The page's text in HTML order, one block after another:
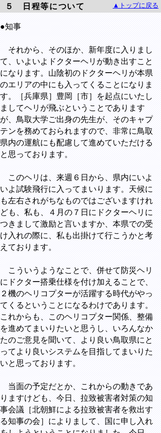
５ 日程等について ▲トップに戻る
●知事
それから、そのほか、新年度に入りまし
て、いよいよドクターヘリが動き出すこと
になります。山陰初のドクターヘリが本県
のエリアの中にも入ってくることになりま
す。［兵庫県］豊岡［市］を起点にいたし
ましてヘリが飛ぶということであります
が、鳥取大学ご出身の先生が、そのキャプ
テンを務めておられますので、非常に鳥取
県内の運航にも配慮して進めていただける
と思っております。
このヘリは、来週６日から、県内にいよ
いよ試験飛行に入ってまいります。天候に
も左右されがちなものではございますけれ
ども、私も、４月の７日にドクターヘリに
つきまして激励と言いますか、本県での受
け入れの際に、私も出掛けて行こうかと考
えております。
こういうようなことで、併せて防災ヘリ
にドクター搭乗仕様を付け加えることで、
２機のヘリコプターが活躍する時代がやっ
てくるということになるわけであります。
これからも、このヘリコプター関係、整備
を進めてまいりたいと思うし、いろんなか
たのご意見を聞いて、より良い鳥取県にと
ってより良いシステムを目指してまいりた
いと思っております。
当面の予定だとか、これからの動きであ
りますけども、今日、拉致被害者対策の知
事会議［北朝鮮による拉致被害者を救出す
る知事の会］によりまして、国に申し入れ